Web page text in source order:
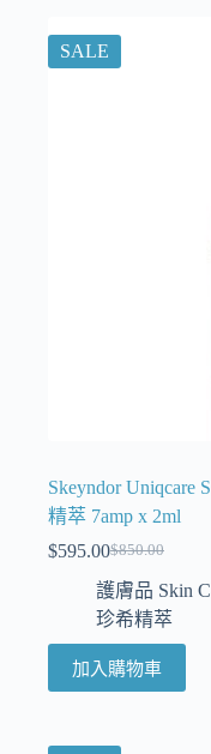
SALE
Skeyndor Uniqcare
精萃 7amp x 2ml
$850.00
$595.00
護膚品 Skin
珍希精萃
加入購物車